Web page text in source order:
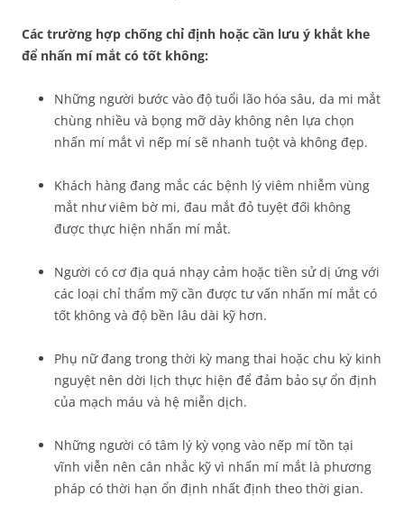
Các trường hợp chống chỉ định hoặc cần lưu ý khắt khe
để nhấn mí mắt có tốt không:
Những người bước vào độ tuổi lão hóa sâu, da mi mắt
chùng nhiều và bọng mỡ dày không nên lựa chọn
nhấn mí mắt vì nếp mí sẽ nhanh tuột và không đẹp.
Khách hàng đang mắc các bệnh lý viêm nhiễm vùng
mắt như viêm bờ mi, đau mắt đỏ tuyệt đối không
được thực hiện nhấn mí mắt.
Người có cơ địa quá nhạy cảm hoặc tiền sử dị ứng với
các loại chỉ thẩm mỹ cần được tư vấn nhấn mí mắt có
tốt không và độ bền lâu dài kỹ hơn.
Phụ nữ đang trong thời kỳ mang thai hoặc chu kỳ kinh
nguyệt nên dời lịch thực hiện để đảm bảo sự ổn định
của mạch máu và hệ miễn dịch.
Những người có tâm lý kỳ vọng vào nếp mí tồn tại
vĩnh viễn nên cân nhắc kỹ vì nhấn mí mắt là phương
pháp có thời hạn ổn định nhất định theo thời gian.